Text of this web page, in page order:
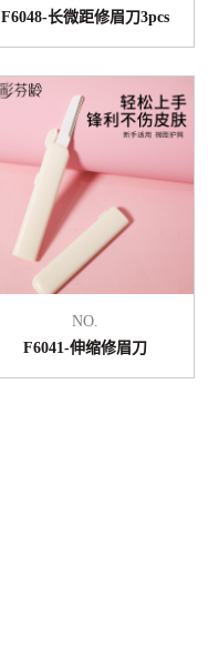
F6048-长微距修眉刀3pcs
NO.
F6041-伸缩修眉刀